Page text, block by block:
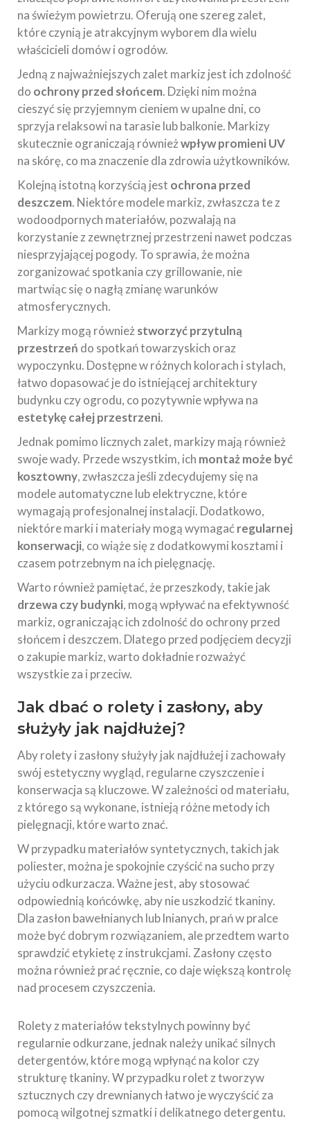
na świeżym powietrzu. Oferują one szereg zalet,
które czynią je atrakcyjnym wyborem dla wielu
właścicieli domów i ogrodów.
Jedną z najważniejszych zalet markiz jest ich zdolność
do ochrony przed słońcem. Dzięki nim można
cieszyć się przyjemnym cieniem w upalne dni, co
sprzyja relaksowi na tarasie lub balkonie. Markizy
skutecznie ograniczają równieżwpływ promieni UV
na skórę, co ma znaczenie dla zdrowia użytkowników.
Kolejną istotną korzyścią jest ochrona przed
deszczem. Niektóre modele markiz, zwłaszcza te z
wodoodpornych materiałów, pozwalają na
korzystanie z zewnętrznej przestrzeni nawet podczas
niesprzyjającej pogody. To sprawia, że można
zorganizować spotkania czy grillowanie, nie
martwiąc się o nagłą zmianę warunków
atmosferycznych.
Markizy mogą również stworzyć przytulną
przestrzeń do spotkań towarzyskich oraz
wypoczynku. Dostępne w różnych kolorach i stylach,
łatwo dopasować je do istniejącej architektury
budynku czy ogrodu, co pozytywnie wpływa na
estetykę całej przestrzeni.
Jednak pomimo licznych zalet, markizy mają również
swoje wady. Przede wszystkim, ich montaż może być
kosztowny, zwłaszcza jeśli zdecydujemy się na
modele automatyczne lub elektryczne, które
wymagają profesjonalnej instalacji. Dodatkowo,
niektóre marki i materiały mogą wymagaćregularnej
konserwacji, co wiąże się z dodatkowymi kosztami i
czasem potrzebnym na ich pielęgnację.
Warto również pamiętać, że przeszkody, takie jak
drzewa czy budynki, mogą wpływać na efektywność
markiz, ograniczając ich zdolność do ochrony przed
słońcem i deszczem. Dlatego przed podjęciem decyzji
o zakupie markiz, warto dokładnie rozważyć
wszystkie za i przeciw.
Jak dbać o rolety i zasłony, aby
służyły jak najdłużej?
Aby rolety i zasłony służyły jak najdłużej i zachowały
swój estetyczny wygląd, regularne czyszczenie i
konserwacja są kluczowe. W zależności od materiału,
z którego są wykonane, istnieją różne metody ich
pielęgnacji, które warto znać.
W przypadku materiałów syntetycznych, takich jak
poliester, można je spokojnie czyścić na sucho przy
użyciu odkurzacza. Ważne jest, aby stosować
odpowiednią końcówkę, aby nie uszkodzić tkaniny.
Dla zasłon bawełnianych lub lnianych, prań w pralce
może być dobrym rozwiązaniem, ale przedtem warto
sprawdzić etykietę z instrukcjami. Zasłony często
można również prać ręcznie, co daje większą kontrolę
nad procesem czyszczenia.
Rolety z materiałów tekstylnych powinny być
regularnie odkurzane, jednak należy unikać silnych
detergentów, które mogą wpłynąć na kolor czy
strukturę tkaniny. W przypadku rolet z tworzyw
sztucznych czy drewnianych łatwo je wyczyścić za
pomocą wilgotnej szmatki i delikatnego detergentu.